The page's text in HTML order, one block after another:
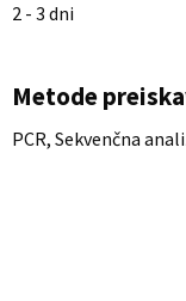
2 - 3 dni
Metode
PCR, Sekvenčna